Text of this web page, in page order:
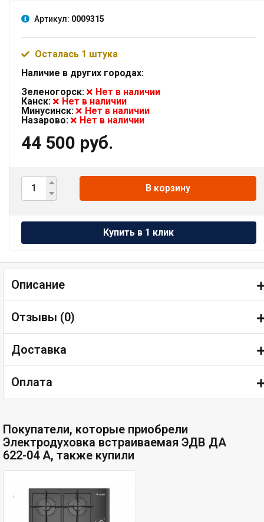
Артикул: 0009315
Осталась 1 штука
Наличие в других городах:
Зеленогорск:
Нет в наличии
Канск:
Нет в наличии
Минусинск:
Нет в наличии
Назарово:
Нет в наличии
44 500 руб.
В корзину
Описание
Отзывы (0)
Доставка
Оплата
Покупатели, которые приобрели
Электродуховка встраиваемая ЭДВ ДА
622-04 А, также купили